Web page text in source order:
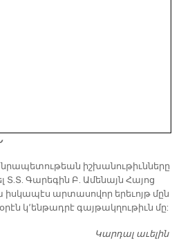
իշխանութիւնները
Տ.Տ. Գարեգին Բ. Ամենայն Հայոց
իսկապէս արտասովոր երեւոյթ մըն
կ՚ենթադրէ գայթակղութիւն մը:
Կարդալ աւելին